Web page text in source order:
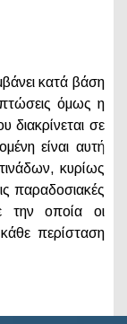
κατά βάση
όμως η
διακρίνεται σε
είναι αυτή
κυρίως
παραδοσιακές
την οποία οι
περίσταση